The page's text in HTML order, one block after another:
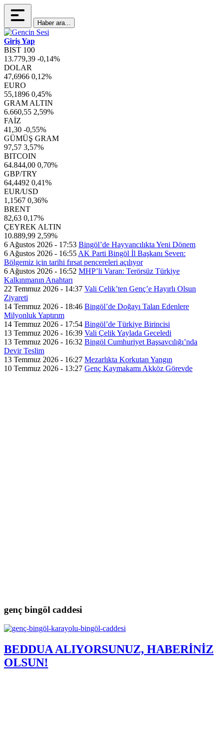
Haber ara...
Giriş Yap
BIST 100
13.779,39 -0,14%
DOLAR
47,6966 0,12%
EURO
55,1896 0,45%
GRAM ALTIN
6.660,55 2,59%
FAİZ
41,30 -0,55%
GÜMÜŞ GRAM
97,57 3,57%
BITCOIN
64.844,00 0,70%
GBP/TRY
64,4492 0,41%
EUR/USD
1,1567 0,36%
BRENT
82,63 0,17%
ÇEYREK ALTIN
10.889,99 2,59%
6 Ağustos 2026 - 17:53 Bingöl’de Hayvancılıkta Yeni Dönem
6 Ağustos 2026 - 16:55 AK Parti Bingöl İl Başkanı Seven:
Bölgemiz için tarihi fırsat pencereleri açılıyor
6 Ağustos 2026 - 16:52 MHP’li Varan: Terörsüz Türkiye
Kalkınmanın Anahtarı
22 Temmuz 2026 - 14:37 Vali Çelik’ten Genç’e Hayırlı Olsun
Ziyareti
14 Temmuz 2026 - 18:46 Bingöl’de Doğayı Talan Edenlere
Milyonluk Yaptırım
14 Temmuz 2026 - 17:54 Bingöl’de Türkiye Birincisi
13 Temmuz 2026 - 16:39 Vali Çelik Yaylada Geceledi
13 Temmuz 2026 - 16:32 Bingöl Cumhuriyet Başsavcılığı’nda
Devir Teslim
13 Temmuz 2026 - 16:27 Mezarlıkta Korkutan Yangın
10 Temmuz 2026 - 13:27 Genç Kaymakamı Akköz Görevde
genç bingöl caddesi
BEDDUA ALIYORSUNUZ, HABERİNİZ
OLSUN!